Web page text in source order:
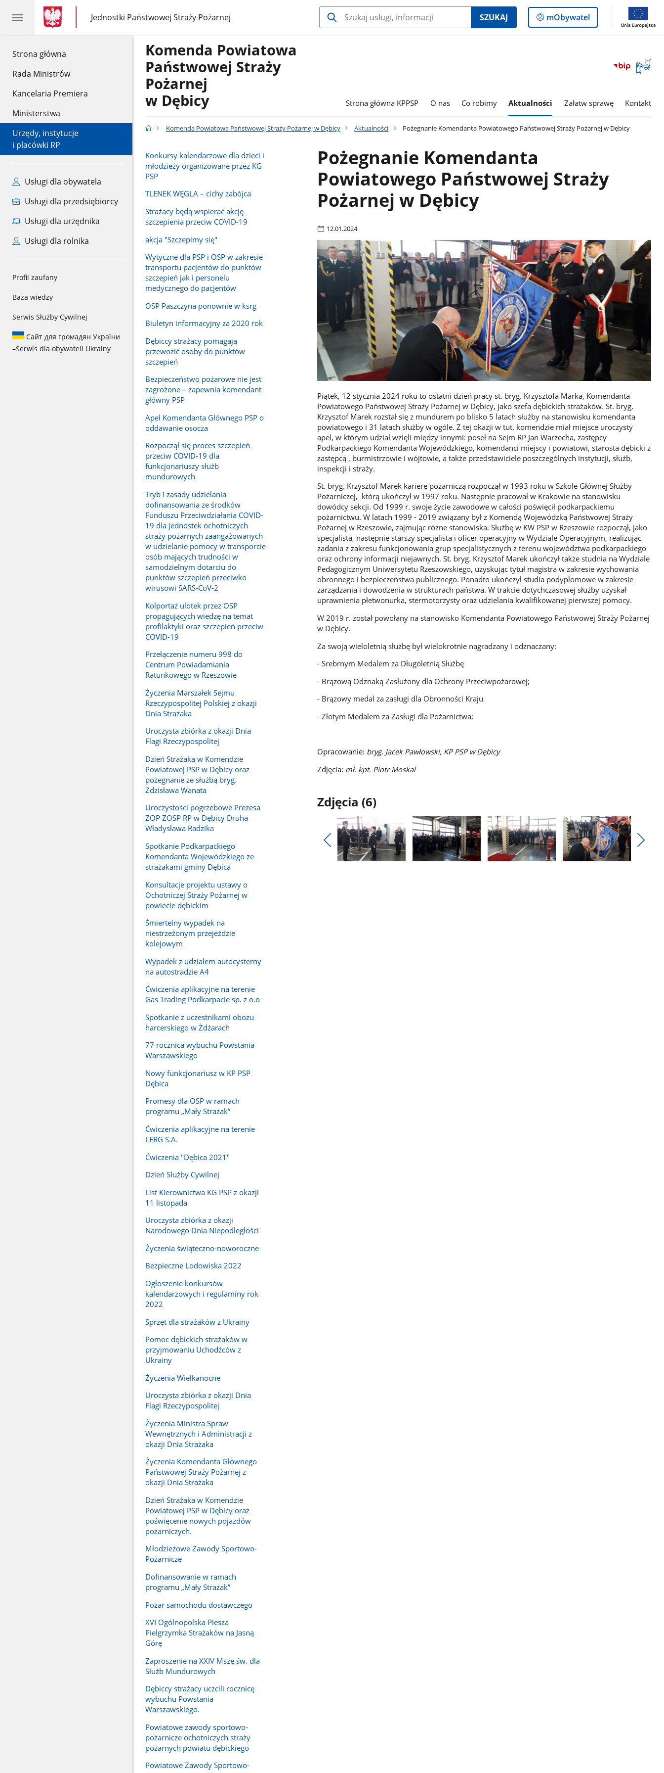
Strona główna
Rada Ministrów
Kancelaria Premiera
Ministerstwa
Urzędy, instytucje
i placówki RP
Usługi dla obywatela
Usługi dla przedsiębiorcy
Usługi dla urzędnika
Usługi dla rolnika
Profil zaufany
Baza wiedzy
Serwis Służby Cywilnej
Сайт для громадян України
–Serwis dla obywateli Ukrainy
gov.pl
gov.pl
Jednostki Państwowej Straży Pożarnej
gov.pl
Jednostki
Państwowej
SZUKAJ
Logowanie
do
mObywatel
Otwórz
okno
języka
Komenda Powiatowa
Państwowej Straży
Pożarnej
w Dębicy
Strona główna KPPSP O nas Co robimy Aktualności Załatw sprawę Kontakt
Komenda Powiatowa Państwowej Straży Pożarnej w Dębicy Aktualności Pożegnanie Komendanta Powiatowego Państwowej Straży Pożarnej w Dębicy
Konkursy kalendarzowe dla dzieci i
młodzieży organizowane przez KG
PSP
TLENEK WĘGLA – cichy zabójca
Strażacy będą wspierać akcję
szczepienia przeciw COVID-19
akcja "Szczepimy się"
Wytyczne dla PSP i OSP w zakresie
transportu pacjentów do punktów
szczepień jak i personelu
medycznego do pacjentów
OSP Paszczyna ponownie w ksrg
Biuletyn informacyjny za 2020 rok
Dębiccy strażacy pomagają
przewozić osoby do punktów
szczepień
Bezpieczeństwo pożarowe nie jest
zagrożone – zapewnia komendant
główny PSP
Apel Komendanta Głównego PSP o
oddawanie osocza
Rozpoczął się proces szczepień
przeciw COVID-19 dla
funkcjonariuszy służb
mundurowych
Tryb i zasady udzielania
dofinansowania ze środków
Funduszu Przeciwdziałania COVID-
19 dla jednostek ochotniczych
straży pożarnych zaangażowanych
w udzielanie pomocy w transporcie
osób mających trudności w
samodzielnym dotarciu do
punktów szczepień przeciwko
wirusowi SARS-CoV-2
Kolportaż ulotek przez OSP
propagujących wiedzę na temat
profilaktyki oraz szczepień przeciw
COVID-19
Przełączenie numeru 998 do
Centrum Powiadamiania
Ratunkowego w Rzeszowie
Życzenia Marszałek Sejmu
Rzeczypospolitej Polskiej z okazji
Dnia Strażaka
Uroczysta zbiórka z okazji Dnia
Flagi Rzeczypospolitej
Dzień Strażaka w Komendzie
Powiatowej PSP w Dębicy oraz
pożegnanie ze służbą bryg.
Zdzisława Wanata
Uroczystości pogrzebowe Prezesa
ZOP ZOSP RP w Dębicy Druha
Władysława Radzika
Spotkanie Podkarpackiego
Komendanta Wojewódzkiego ze
strażakami gminy Dębica
Konsultacje projektu ustawy o
Ochotniczej Straży Pożarnej w
powiecie dębickim
Śmiertelny wypadek na
niestrzeżonym przejeździe
kolejowym
Wypadek z udziałem autocysterny
na autostradzie A4
Ćwiczenia aplikacyjne na terenie
Gas Trading Podkarpacie sp. z o.o
Spotkanie z uczestnikami obozu
harcerskiego w Żdżarach
77 rocznica wybuchu Powstania
Warszawskiego
Nowy funkcjonariusz w KP PSP
Dębica
Promesy dla OSP w ramach
programu „Mały Strażak”
Ćwiczenia aplikacyjne na terenie
LERG S.A.
Ćwiczenia "Dębica 2021"
Dzień Służby Cywilnej
List Kierownictwa KG PSP z okazji
11 listopada
Uroczysta zbiórka z okazji
Narodowego Dnia Niepodległości
Życzenia świąteczno-noworoczne
Bezpieczne Lodowiska 2022
Ogłoszenie konkursów
kalendarzowych i regulaminy rok
2022
Sprzęt dla strażaków z Ukrainy
Pomoc dębickich strażaków w
przyjmowaniu Uchodźców z
Ukrainy
Życzenia Wielkanocne
Uroczysta zbiórka z okazji Dnia
Flagi Rzeczypospolitej
Życzenia Ministra Spraw
Wewnętrznych i Administracji z
okazji Dnia Strażaka
Życzenia Komendanta Głównego
Państwowej Straży Pożarnej z
okazji Dnia Strażaka
Dzień Strażaka w Komendzie
Powiatowej PSP w Dębicy oraz
poświęcenie nowych pojazdów
pożarniczych.
Młodzieżowe Zawody Sportowo-
Pożarnicze
Dofinansowanie w ramach
programu „Mały Strażak”
Pożar samochodu dostawczego
XVI Ogólnopolska Piesza
Pielgrzymka Strażaków na Jasną
Górę
Zaproszenie na XXIV Mszę św. dla
Służb Mundurowych
Dębiccy strażacy uczcili rocznicę
wybuchu Powstania
Warszawskiego.
Powiatowe zawody sportowo-
pożarnicze ochotniczych straży
pożarnych powiatu dębickiego
Powiatowe Zawody Sportowo-
Pożegnanie Komendanta
Powiatowego Państwowej Straży
Pożarnej w Dębicy
12.01.2024
Piątek, 12 stycznia 2024 roku to ostatni dzień pracy st. bryg. Krzysztofa Marka, Komendanta
Powiatowego Państwowej Straży Pożarnej w Dębicy, jako szefa dębickich strażaków. St. bryg.
Krzysztof Marek rozstał się z mundurem po blisko 5 latach służby na stanowisku komendanta
powiatowego i 31 latach służby w ogóle. Z tej okazji w tut. komendzie miał miejsce uroczysty
apel, w którym udział wzięli między innymi: poseł na Sejm RP Jan Warzecha, zastępcy
Podkarpackiego Komendanta Wojewódzkiego, komendanci miejscy i powiatowi, starosta dębicki z
zastępcą , burmistrzowie i wójtowie, a także przedstawiciele poszczególnych instytucji, służb,
inspekcji i straży.
St. bryg. Krzysztof Marek karierę pożarniczą rozpoczął w 1993 roku w Szkole Głównej Służby
Pożarniczej, którą ukończył w 1997 roku. Następnie pracował w Krakowie na stanowisku
dowódcy sekcji. Od 1999 r. swoje życie zawodowe w całości poświęcił podkarpackiemu
pożarnictwu. W latach 1999 - 2019 związany był z Komendą Wojewódzką Państwowej Straży
Pożarnej w Rzeszowie, zajmując różne stanowiska. Służbę w KW PSP w Rzeszowie rozpoczął, jako
specjalista, następnie starszy specjalista i oficer operacyjny w Wydziale Operacyjnym, realizując
zadania z zakresu funkcjonowania grup specjalistycznych z terenu województwa podkarpackiego
oraz ochrony informacji niejawnych. St. bryg. Krzysztof Marek ukończył także studnia na Wydziale
Pedagogicznym Uniwersytetu Rzeszowskiego, uzyskując tytuł magistra w zakresie wychowania
obronnego i bezpieczeństwa publicznego. Ponadto ukończył studia podyplomowe w zakresie
zarządzania i dowodzenia w strukturach państwa. W trakcie dotychczasowej służby uzyskał
uprawnienia płetwonurka, stermotorzysty oraz udzielania kwalifikowanej pierwszej pomocy.
W 2019 r. został powołany na stanowisko Komendanta Powiatowego Państwowej Straży Pożarnej
w Dębicy.
Za swoją wieloletnią służbę był wielokrotnie nagradzany i odznaczany:
- Srebrnym Medalem za Długoletnią Służbę
- Brązową Odznaką Zasłużony dla Ochrony Przeciwpożarowej;
- Brązowy medal za zasługi dla Obronności Kraju
- Złotym Medalem za Zasługi dla Pożarnictwa;
Opracowanie: bryg. Jacek Pawłowski, KP PSP w Dębicy
Zdjęcia: mł. kpt. Piotr Moskal
Zdjęcia (6)
Pokaż
poprzednie